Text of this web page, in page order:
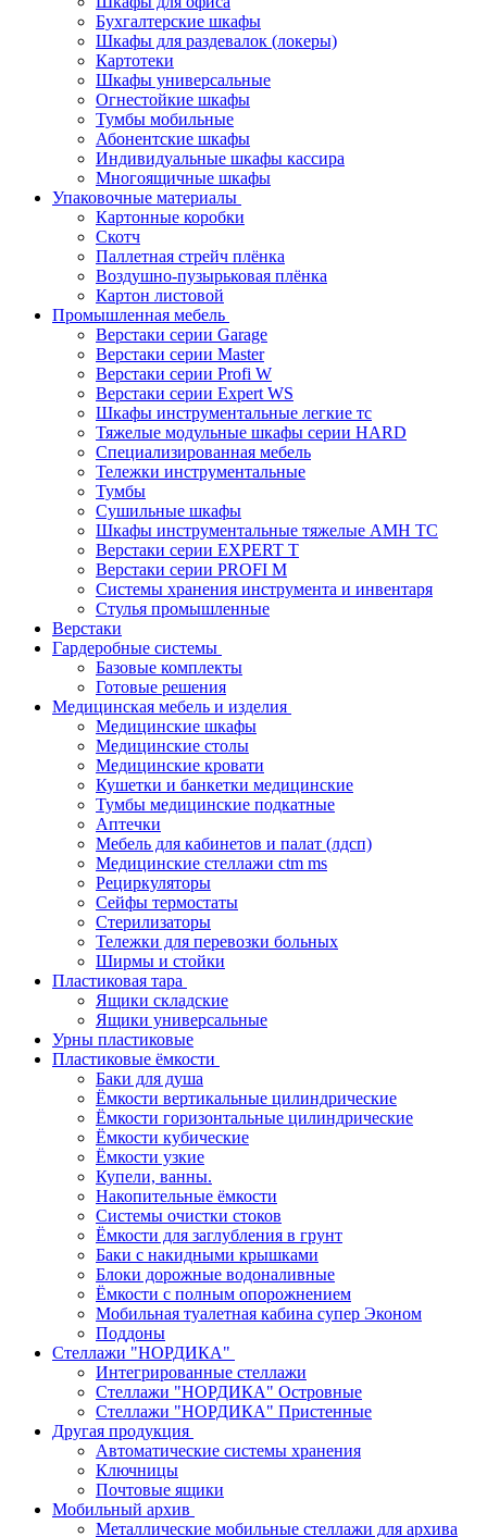
Бухгалтерские шкафы
Шкафы для раздевалок (локеры)
Картотеки
Шкафы универсальные
Огнестойкие шкафы
Тумбы мобильные
Абонентские шкафы
Индивидуальные шкафы кассира
Многоящичные шкафы
Упаковочные материалы
Картонные коробки
Скотч
Паллетная стрейч плёнка
Воздушно-пузырьковая плёнка
Картон листовой
Промышленная мебель
Верстаки серии Garage
Верстаки серии Master
Верстаки серии Profi W
Верстаки серии Expert WS
Шкафы инструментальные легкие тс
Тяжелые модульные шкафы серии HARD
Cпециализированная мебель
Тележки инструментальные
Тумбы
Cушильные шкафы
Шкафы инструментальные тяжелые AMH TC
Верстаки серии EXPERT T
Верстаки серии PROFI M
Системы хранения инструмента и инвентаря
Стулья промышленные
Верстаки
Гардеробные системы
Базовые комплекты
Готовые решения
Медицинская мебель и изделия
Медицинские шкафы
Медицинские столы
Медицинские кровати
Кушетки и банкетки медицинские
Тумбы медицинские подкатные
Аптечки
Мебель для кабинетов и палат (лдсп)
Медицинские стеллажи ctm ms
Рециркуляторы
Сейфы термостаты
Стерилизаторы
Тележки для перевозки больных
Ширмы и стойки
Пластиковая тара
Ящики складские
Ящики универсальные
Урны пластиковые
Пластиковые ёмкости
Баки для душа
Ёмкости вертикальные цилиндрические
Ёмкости горизонтальные цилиндрические
Ёмкости кубические
Ёмкости узкие
Купели, ванны.
Накопительные ёмкости
Системы очистки стоков
Ёмкости для заглубления в грунт
Баки с накидными крышками
Блоки дорожные водоналивные
Ёмкости с полным опорожнением
Мобильная туалетная кабина супер Эконом
Поддоны
Стеллажи "НОРДИКА"
Интегрированные стеллажи
Стеллажи "НОРДИКА" Островные
Стеллажи "НОРДИКА" Пристенные
Другая продукция
Автоматические системы хранения
Ключницы
Почтовые ящики
Мобильный архив
Металлические мобильные стеллажи для архива